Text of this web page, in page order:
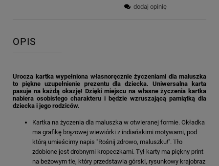
dodaj opinię
OPIS
Urocza kartka wypełniona własnoręcznie życzeniami dla maluszka
to piękne uzupełnienie prezentu dla dziecka. Uniwersalna karta
pasuje na każdą okazję! Dzięki miejscu na własne życzenia kartka
nabiera osobistego charakteru i będzie wzruszającą pamiątką dla
dziecka i jego rodziców.
Kartka na życzenia dla maluszka w otwieranej formie. Okładka
ma grafikę brązowej wiewiórki z indiańskimi motywami, pod
którą umieścimy napis "Rośnij zdrowo, maluszku!". Tło
zdobione jest drobnymi kropeczkami. Tył karty ma piękny print
na beżowym tle, który przedstawia górski, rysunkowy krajobraz